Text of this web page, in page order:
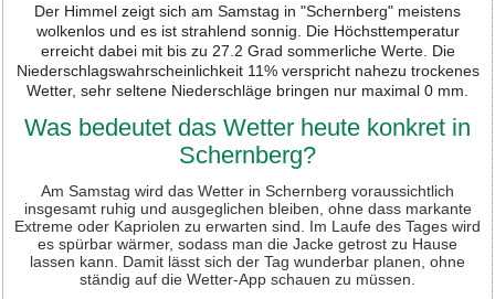
Der Himmel zeigt sich am Samstag in "Schernberg" meistens
wolkenlos und es ist strahlend sonnig. Die Höchsttemperatur
erreicht dabei mit bis zu 27.2 Grad sommerliche Werte. Die
Niederschlagswahrscheinlichkeit 11% verspricht nahezu trockenes
Wetter, sehr seltene Niederschläge bringen nur maximal 0 mm.
Was bedeutet das Wetter heute konkret in
Schernberg?
Am Samstag wird das Wetter in Schernberg voraussichtlich
insgesamt ruhig und ausgeglichen bleiben, ohne dass markante
Extreme oder Kapriolen zu erwarten sind. Im Laufe des Tages wird
es spürbar wärmer, sodass man die Jacke getrost zu Hause
lassen kann. Damit lässt sich der Tag wunderbar planen, ohne
ständig auf die Wetter-App schauen zu müssen.